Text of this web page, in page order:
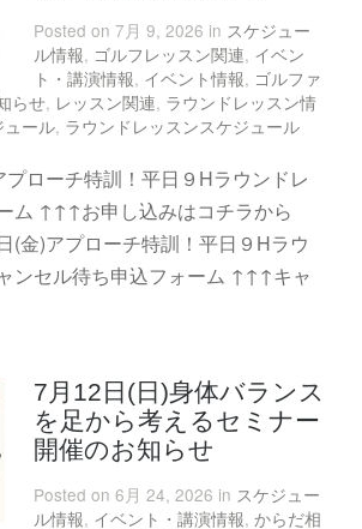
Posted on 7月 9, 2026 in スケジュー
ル情報, ゴルフレッスン関連, イベン
ト・講演情報, イベント情報, ゴルファ
らせ, レッスン関連, ラウンドレッスン情
ュール, ラウンドレッスンスケジュール
プローチ特訓！平日９Hラウンドレ
ム ↑↑↑お申し込みはコチラから
)アプローチ特訓！平日９Hラウ
ンセル待ち申込フォーム ↑↑↑キャ
7月12日(日)身体バランス
を足から考えるセミナー
開催のお知らせ
Posted on 6月 24, 2026 in スケジュー
ル情報, イベント・講演情報, からだ相